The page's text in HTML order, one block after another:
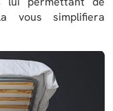
vous simplifiera